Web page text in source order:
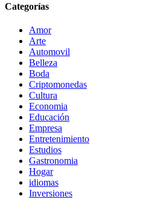
Categorías
Amor
Arte
Automovil
Belleza
Boda
Criptomonedas
Cultura
Economia
Educación
Empresa
Entretenimiento
Estudios
Gastronomia
Hogar
idiomas
Inversiones